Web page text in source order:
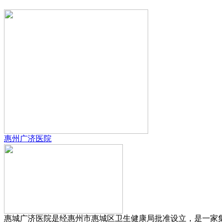
惠州广济医院
惠城广济医院是经惠州市惠城区卫生健康局批准设立，是一家